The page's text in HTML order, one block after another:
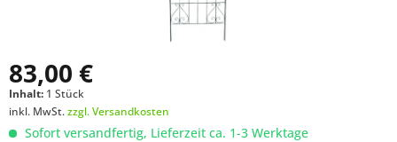
83,00 €
Inhalt: 1 Stück
inkl. MwSt.zzgl. Versandkosten
Sofort versandfertig, Lieferzeit ca. 1-3 Werktage